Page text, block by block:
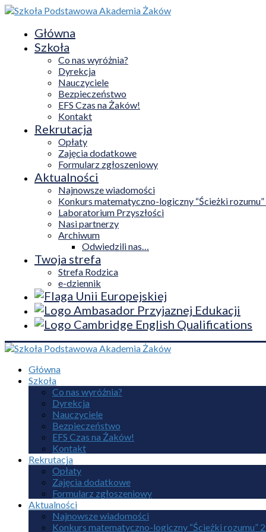
Główna
Szkoła
Co nas wyróżnia?
Dyrekcja
Nauczyciele
Bezpieczeństwo
EFS Czas na Żaków!
Kontakt
Rekrutacja
Opłaty
Zajęcia dodatkowe
Formularz zgłoszeniowy
Aktualności
Najnowsze wiadomości
Konkurs matematyczno-logiczny “Ścieżki
Laboratorium Przyszłości
Nasi partnerzy
Archiwum
Odwiedzili nas…
Twoja strefa
Strefa Rodzica
e-dziennik
Główna
Szkoła
Co nas wyróżnia?
Dyrekcja
Nauczyciele
Bezpieczeństwo
EFS Czas na Żaków!
Kontakt
Rekrutacja
Opłaty
Zajęcia dodatkowe
Formularz zgłoszeniowy
Aktualności
Najnowsze wiadomości
Konkurs matematyczno-logiczny “Ścieżki rozumu”